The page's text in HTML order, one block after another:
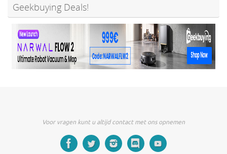
Geekbuying Deals!
Voor vragen kunt u altijd contact met ons opnemen